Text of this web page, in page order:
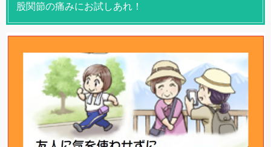
股関節の痛みにお試しあれ！